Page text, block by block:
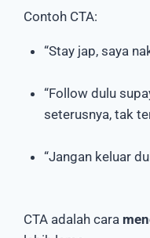
Contoh CTA:
“Stay jap, saya
“Follow dulu
seterusnya, tak
“Jangan keluar
CTA adalah cara